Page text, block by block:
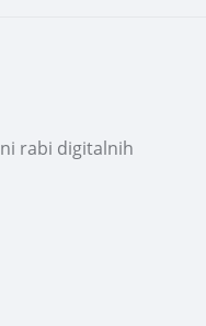
rabi digitalnih